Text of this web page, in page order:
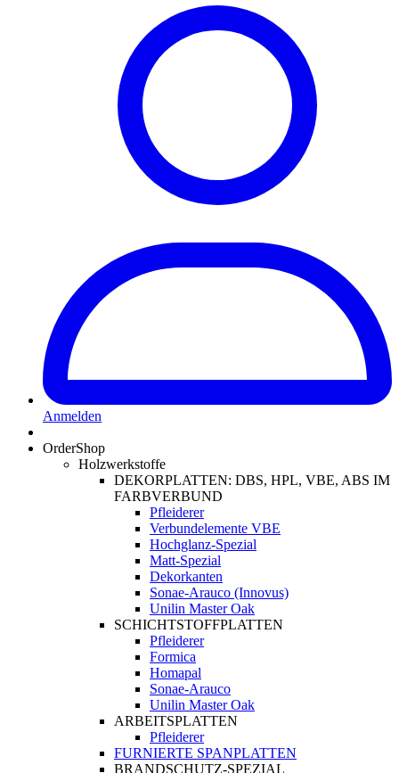
Anmelden
OrderShop
Holzwerkstoffe
DEKORPLATTEN: DBS, HPL, VBE, ABS IM
FARBVERBUND
Pfleiderer
Verbundelemente VBE
Hochglanz-Spezial
Matt-Spezial
Dekorkanten
Sonae-Arauco (Innovus)
Unilin Master Oak
SCHICHTSTOFFPLATTEN
Pfleiderer
Formica
Homapal
Sonae-Arauco
Unilin Master Oak
ARBEITSPLATTEN
Pfleiderer
FURNIERTE SPANPLATTEN
BRANDSCHUTZ-SPEZIAL